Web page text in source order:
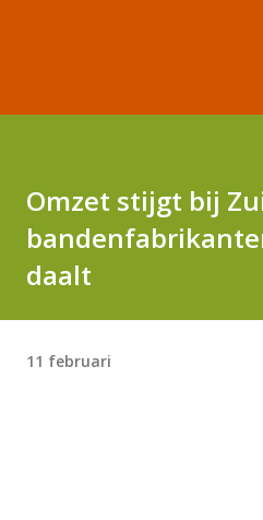
Omzet stijgt bij
daalt
11 februari